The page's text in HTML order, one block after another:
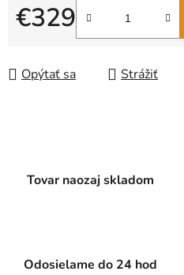
€329
Jednotková cena:
Opýtať sa Strážiť
Tovar naozaj skladom
Odosielame do 24 hod